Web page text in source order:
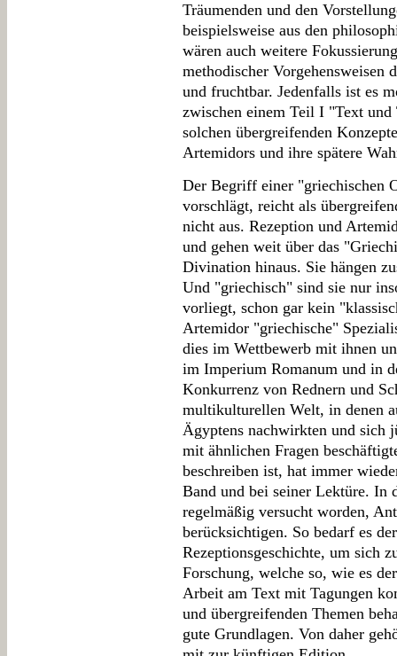
Träumenden und den
beispielsweise aus den
wären auch weitere
methodischer Vorgehensweisen
und fruchtbar. Jedenfalls ist es
zwischen einem Teil I "Text
solchen übergreifenden
Artemidors und ihre spätere
Der Begriff einer "griechischen
vorschlägt, reicht als
nicht aus. Rezeption und
und gehen weit über das
Divination hinaus. Sie hängen
Und "griechisch" sind sie nur
vorliegt, schon gar kein
Artemidor "griechische"
dies im Wettbewerb mit ihnen
im Imperium Romanum und in
Konkurrenz von Rednern und
multikulturellen Welt, in denen
Ägyptens nachwirkten und sich
mit ähnlichen Fragen
beschreiben ist, hat immer
Band und bei seiner Lektüre. In
regelmäßig versucht worden,
berücksichtigen. So bedarf es
Rezeptionsgeschichte, um sich
Forschung, welche so, wie es
Arbeit am Text mit Tagungen
und übergreifenden Themen
gute Grundlagen. Von daher